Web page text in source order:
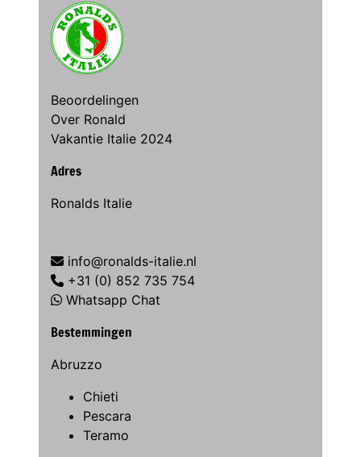
Beoordelingen
Over Ronald
Vakantie Italie 2024
Adres
Ronalds Italie
info@ronalds-italie.nl
+31 (0) 852 735 754
Whatsapp Chat
Bestemmingen
Abruzzo
Chieti
Pescara
Teramo